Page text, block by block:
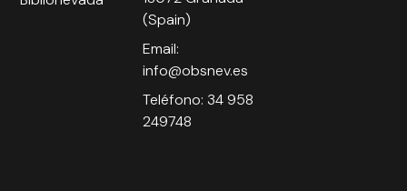
(Spain)
Email:
info@obsnev.es
Teléfono: 34 958
249748